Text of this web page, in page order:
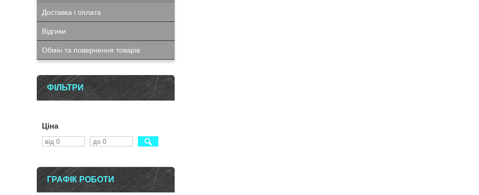
Доставка і оплата
Відгики
Обмін та повернення товарів
ФІЛЬТРИ
Ціна
ГРАФІК РОБОТИ